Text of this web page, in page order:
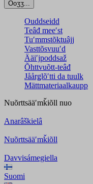
Ooʒʒ...
Ouddseidd
Teâđ meeʹst
Tuʹmmstõktuâjj
Vasttõsvuuʹd
Ääiʹjpoddsaž
Õhttvuõtt-teâđ
Jåårǥlõʹtti da tuulk
Mättmateriaalkaupp
Nuõrttsääʹmǩiõll nuo
Anarâškielâ
Nuõrttsääʹmǩiõll
Davvisámegiella
Suomi